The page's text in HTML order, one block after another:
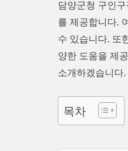
담양군청 구인
를 제공합니다.
수 있습니다. 또
양한 도움을 제
소개하겠습니다
목차